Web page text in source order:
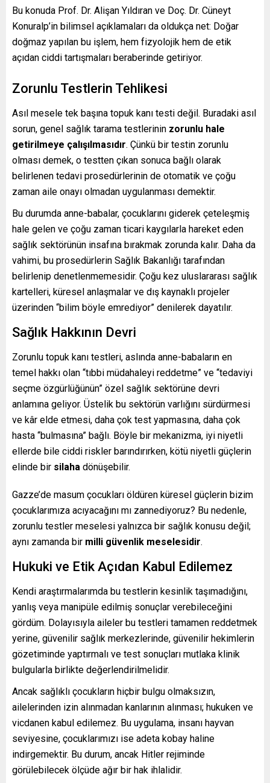
Bu konuda Prof. Dr. Alişan Yıldıran ve Doç. Dr. Cüneyt
Konuralp’in bilimsel açıklamaları da oldukça net: Doğar
doğmaz yapılan bu işlem, hem fizyolojik hem de etik
açıdan ciddi tartışmaları beraberinde getiriyor.
Zorunlu Testlerin Tehlikesi
Asıl mesele tek başına topuk kanı testi değil. Buradaki asıl
sorun, genel sağlık tarama testlerinin zorunlu hale
getirilmeye çalışılmasıdır. Çünkü bir testin zorunlu
olması demek, o testten çıkan sonuca bağlı olarak
belirlenen tedavi prosedürlerinin de otomatik ve çoğu
zaman aile onayı olmadan uygulanması demektir.
Bu durumda anne-babalar, çocuklarını giderek çeteleşmiş
hale gelen ve çoğu zaman ticari kaygılarla hareket eden
sağlık sektörünün insafına bırakmak zorunda kalır. Daha da
vahimi, bu prosedürlerin Sağlık Bakanlığı tarafından
belirlenip denetlenmemesidir. Çoğu kez uluslararası sağlık
kartelleri, küresel anlaşmalar ve dış kaynaklı projeler
üzerinden “bilim böyle emrediyor” denilerek dayatılır.
Sağlık Hakkının Devri
Zorunlu topuk kanı testleri, aslında anne-babaların en
temel hakkı olan “tıbbi müdahaleyi reddetme” ve “tedaviyi
seçme özgürlüğünün” özel sağlık sektörüne devri
anlamına geliyor. Üstelik bu sektörün varlığını sürdürmesi
ve kâr elde etmesi, daha çok test yapmasına, daha çok
hasta “bulmasına” bağlı. Böyle bir mekanizma, iyi niyetli
ellerde bile ciddi riskler barındırırken, kötü niyetli güçlerin
elinde bir silaha dönüşebilir.
Gazze’de masum çocukları öldüren küresel güçlerin bizim
çocuklarımıza acıyacağını mı zannediyoruz? Bu nedenle,
zorunlu testler meselesi yalnızca bir sağlık konusu değil;
aynı zamanda bir milli güvenlik meselesidir.
Hukuki ve Etik Açıdan Kabul Edilemez
Kendi araştırmalarımda bu testlerin kesinlik taşımadığını,
yanlış veya manipüle edilmiş sonuçlar verebileceğini
gördüm. Dolayısıyla aileler bu testleri tamamen reddetmek
yerine, güvenilir sağlık merkezlerinde, güvenilir hekimlerin
gözetiminde yaptırmalı ve test sonuçları mutlaka klinik
bulgularla birlikte değerlendirilmelidir.
Ancak sağlıklı çocukların hiçbir bulgu olmaksızın,
ailelerinden izin alınmadan kanlarının alınması; hukuken ve
vicdanen kabul edilemez. Bu uygulama, insanı hayvan
seviyesine, çocuklarımızı ise adeta kobay haline
indirgemektir. Bu durum, ancak Hitler rejiminde
görülebilecek ölçüde ağır bir hak ihlalidir.